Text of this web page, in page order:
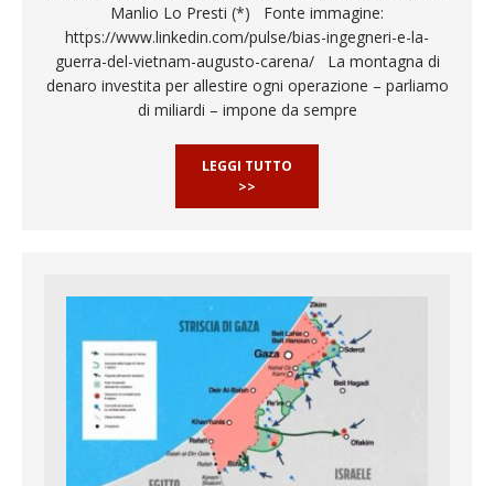
Manlio Lo Presti (*) Fonte immagine:
https://www.linkedin.com/pulse/bias-ingegneri-e-la-
guerra-del-vietnam-augusto-carena/ La montagna di
denaro investita per allestire ogni operazione – parliamo
di miliardi – impone da sempre
LEGGI TUTTO
>>